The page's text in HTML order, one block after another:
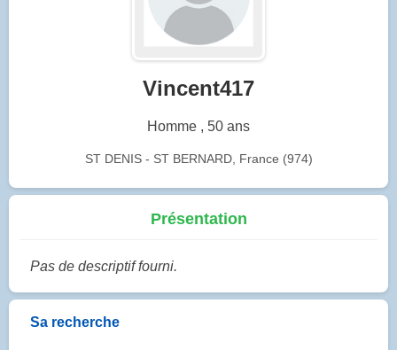
Vincent417
Homme , 50 ans
ST DENIS - ST BERNARD, France (974)
Présentation
Pas de descriptif fourni.
Sa recherche